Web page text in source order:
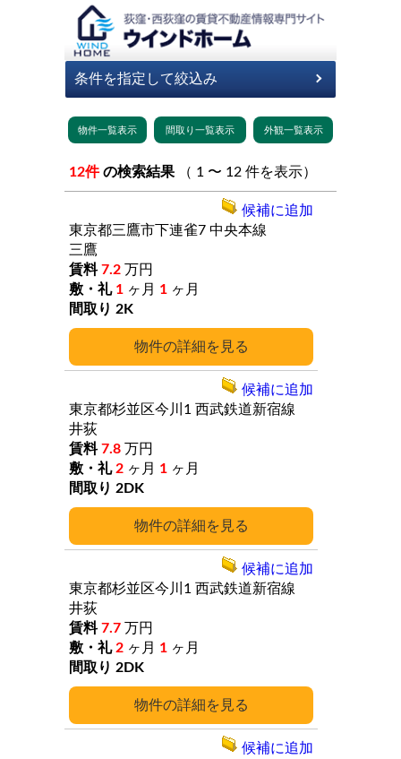
12件 の検索結果 （ 1 〜 12 件を表示）
詳細
東京都三鷹市下連雀7 中央本線
三鷹
7.2 万円
1 ヶ月 1 ヶ月
2K
候補に追加
詳細
東京都杉並区今川1 西武鉄道新宿線
井荻
7.8 万円
2 ヶ月 1 ヶ月
2DK
候補に追加
詳細
東京都杉並区今川1 西武鉄道新宿線
井荻
7.7 万円
2 ヶ月 1 ヶ月
2DK
候補に追加
候補に追加